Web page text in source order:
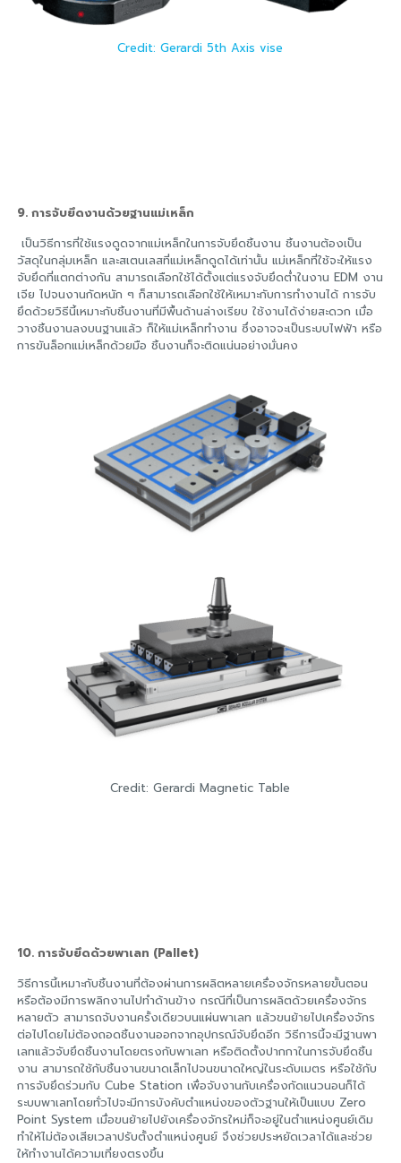
Credit: Gerardi 5th Axis vise
9. การจับยึดงานด้วยฐานแม่เหล็ก
เป็นวิธีการที่ใช้แรงดูดจากแม่เหล็กในการจับยึดชิ้นงาน ชิ้นงานต้องเป็น
วัสดุในกลุ่มเหล็ก และสเตนเลสที่แม่เหล็กดูดได้เท่านั้น แม่เหล็กที่ใช้จะให้แรง
จับยึดที่แตกต่างกัน สามารถเลือกใช้ได้ตั้งแต่แรงจับยึดต่ำในงาน EDM งาน
เจีย ไปจนงานกัดหนัก ๆ ก็สามารถเลือกใช้ให้เหมาะกับการทำงานได้ การจับ
ยึดด้วยวิธีนี้เหมาะกับชิ้นงานที่มีพื้นด้านล่างเรียบ ใช้งานได้ง่ายสะดวก เมื่อ
วางชิ้นงานลงบนฐานแล้ว ก็ให้แม่เหล็กทำงาน ซึ่งอาจจะเป็นระบบไฟฟ้า หรือ
การขันล็อกแม่เหล็กด้วยมือ ชิ้นงานก็จะติดแน่นอย่างมั่นคง
Credit: Gerardi Magnetic Table
10. การจับยึดด้วยพาเลท (Pallet)
วิธีการนี้เหมาะกับชิ้นงานที่ต้องผ่านการผลิตหลายเครื่องจักรหลายขั้นตอน
หรือต้องมีการพลิกงานไปทำด้านข้าง กรณีที่เป็นการผลิตด้วยเครื่องจักร
หลายตัว สามารถจับงานครั้งเดียวบนแผ่นพาเลท แล้วขนย้ายไปเครื่องจักร
ต่อไปโดยไม่ต้องถอดชิ้นงานออกจากอุปกรณ์จับยึดอีก วิธีการนี้จะมีฐานพา
เลทแล้วจับยึดชิ้นงานโดยตรงกับพาเลท หรือติดตั้งปากกาในการจับยึดชิ้น
งาน สามารถใช้กับชิ้นงานขนาดเล็กไปจนขนาดใหญ่ในระดับเมตร หรือใช้กับ
การจับยึดร่วมกับ Cube Station เพื่อจับงานกับเครื่องกัดแนวนอนก็ได้
ระบบพาเลทโดยทั่วไปจะมีการบังคับตำแหน่งของตัวฐานให้เป็นแบบ Zero
Point System เมื่อขนย้ายไปยังเครื่องจักรใหม่ก็จะอยู่ในตำแหน่งศูนย์เดิม
ทำให้ไม่ต้องเสียเวลาปรับตั้งตำแหน่งศูนย์ จึงช่วยประหยัดเวลาได้และช่วย
ให้ทำงานได้ความเที่ยงตรงขึ้น